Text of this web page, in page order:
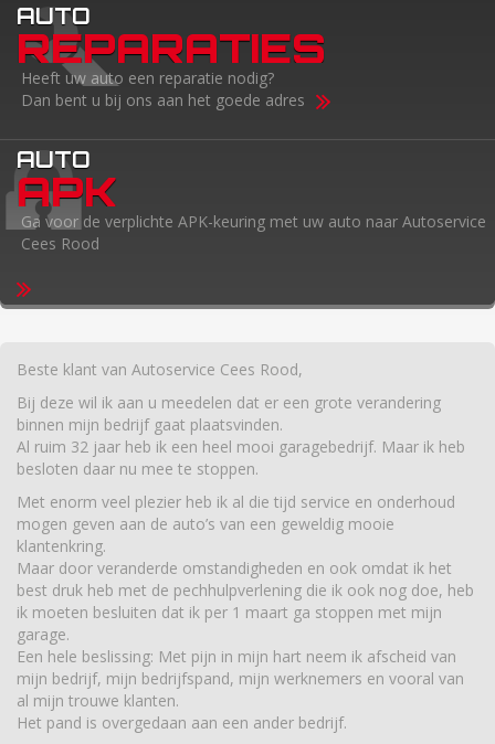
AUTO
REPARATIES
Heeft uw auto een reparatie nodig?
Dan bent u bij ons aan het goede adres
AUTO
APK
Ga voor de verplichte APK-keuring met uw auto naar Autoservice
Cees Rood
Beste klant van Autoservice Cees Rood,
Bij deze wil ik aan u meedelen dat er een grote verandering
binnen mijn bedrijf gaat plaatsvinden.
Al ruim 32 jaar heb ik een heel mooi garagebedrijf. Maar ik heb
besloten daar nu mee te stoppen.
Met enorm veel plezier heb ik al die tijd service en onderhoud
mogen geven aan de auto’s van een geweldig mooie
klantenkring.
Maar door veranderde omstandigheden en ook omdat ik het
best druk heb met de pechhulpverlening die ik ook nog doe, heb
ik moeten besluiten dat ik per 1 maart ga stoppen met mijn
garage.
Een hele beslissing: Met pijn in mijn hart neem ik afscheid van
mijn bedrijf, mijn bedrijfspand, mijn werknemers en vooral van
al mijn trouwe klanten.
Het pand is overgedaan aan een ander bedrijf.